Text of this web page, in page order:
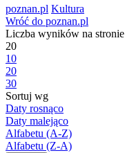
poznan.pl Kultura
Wróć do poznan.pl
Liczba wyników na stronie
20
10
20
30
Sortuj wg
Daty rosnąco
Daty malejąco
Alfabetu (A-Z)
Alfabetu (Z-A)